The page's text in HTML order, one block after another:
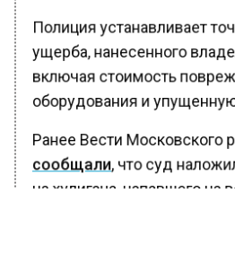
Полиция устанавливает
ущерба, нанесенного
включая стоимость
оборудования и
Ранее Вести Московского
сообщали, что суд
на хулигана, напавшего на